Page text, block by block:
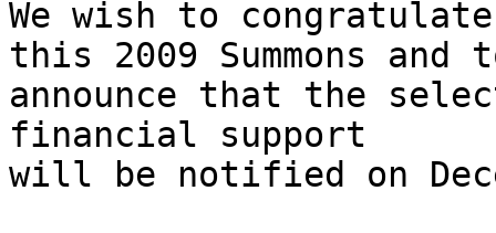
We wish to
this 2009 Summons and
announce that the
financial support
will be notified on